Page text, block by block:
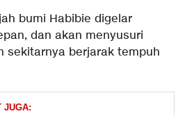
bumi Habibie digelar
dan akan menyusuri
sekitarnya berjarak tempuh
JUGA: